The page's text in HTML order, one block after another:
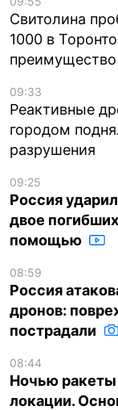
Свитолина
1000 в
09:33
Реактивные
городом
разрушения
09:25
Россия
двое
помощью
08:59
Россия
дронов:
пострадали
08:44
Ночью ракеты
локации.